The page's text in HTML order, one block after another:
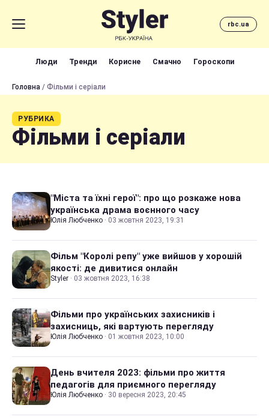
rbc.ua
Люди Тренди Корисне Смачно Гороскопи
Головна / Фільми і серіали
РУБРИКА
Фільми і серіали
"Міста та їхні герої": про що розкаже нова
українська драма воєнного часу
Юлія Любченко · 03 жовтня 2023, 19:31
Фільм "Королі репу" уже вийшов у хорошій
якості: де дивитися онлайн
Styler · 03 жовтня 2023, 16:38
Фільми про українських захисників і
захисниць, які вартують перегляду
Юлія Любченко · 01 жовтня 2023, 10:00
День вчителя 2023: фільми про життя
педагогів для приємного перегляду
Юлія Любченко · 30 вересня 2023, 20:45